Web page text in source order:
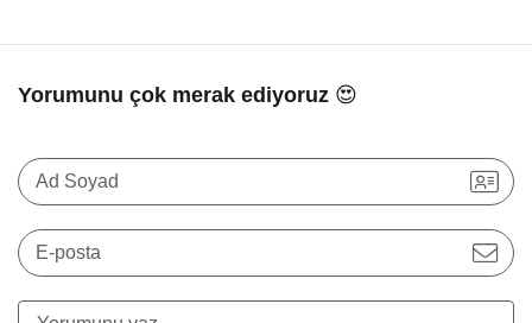
Yorumunu çok merak ediyoruz 😍
Ad Soyad
E-posta